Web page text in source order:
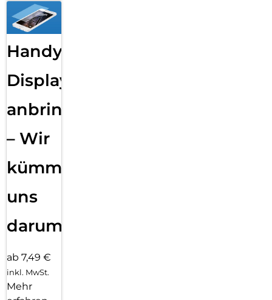
Handy
Displayfolie
anbringen
– Wir
kümmern
uns
darum!
ab 7,49 €
inkl. MwSt.
Mehr